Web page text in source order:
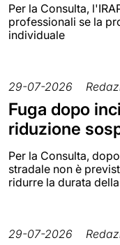
Per la Consulta,
professionali se la
individuale
29-07-2026
Fuga dopo
riduzione
Per la Consulta,
stradale non è
ridurre la durata
29-07-2026